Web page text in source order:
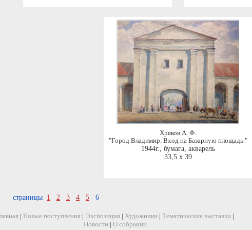
Хряков А. Ф.
"Город Владимир. Вход на Базарную площадь."
1944г., бумага, акварель
33,5 x 39
страницы 1 2 3 4 5 6
Новые поступления Экспозиция Художники Тематические выставки
Новости
О собрании